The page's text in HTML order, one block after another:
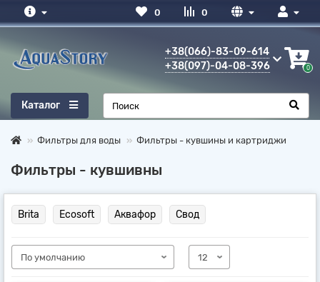
0
0
+38(066)-83-09-614
+38(097)-04-08-396
0
Каталог
Фильтры для воды Фильтры - кувшины и картриджи
Фильтры - кувшивны
Brita Ecosoft Аквафор Свод